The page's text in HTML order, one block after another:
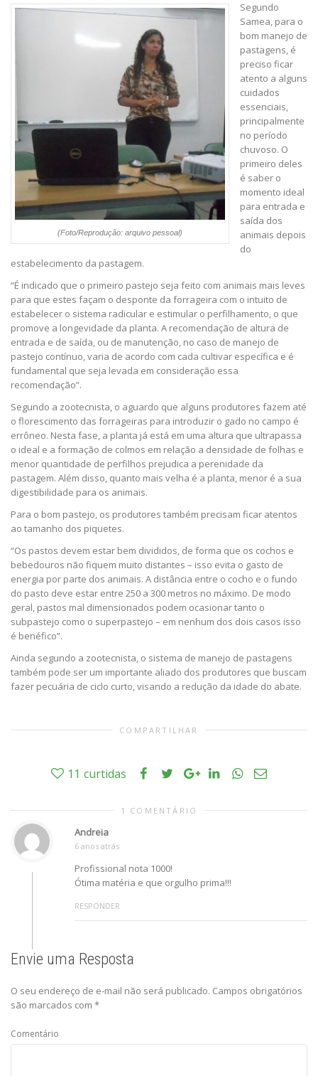
(Foto/Reprodução: arquivo pessoal)
Segundo
Samea, para o
bom manejo de
pastagens, é
preciso ficar
atento a alguns
cuidados
essenciais,
principalmente
no período
chuvoso. O
primeiro deles
é saber o
momento ideal
para entrada e
saída dos
animais depois
do
estabelecimento da pastagem.
“É indicado que o primeiro pastejo seja feito com animais mais leves
para que estes façam o desponte da forrageira com o intuito de
estabelecer o sistema radicular e estimular o perfilhamento, o que
promove a longevidade da planta. A recomendação de altura de
entrada e de saída, ou de manutenção, no caso de manejo de
pastejo contínuo, varia de acordo com cada cultivar específica e é
fundamental que seja levada em consideração essa
recomendação”.
Segundo a zootecnista, o aguardo que alguns produtores fazem até
o florescimento das forrageiras para introduzir o gado no campo é
errôneo. Nesta fase, a planta já está em uma altura que ultrapassa
o ideal e a formação de colmos em relação a densidade de folhas e
menor quantidade de perfilhos prejudica a perenidade da
pastagem. Além disso, quanto mais velha é a planta, menor é a sua
digestibilidade para os animais.
Para o bom pastejo, os produtores também precisam ficar atentos
ao tamanho dos piquetes.
“Os pastos devem estar bem divididos, de forma que os cochos e
bebedouros não fiquem muito distantes – isso evita o gasto de
energia por parte dos animais. A distância entre o cocho e o fundo
do pasto deve estar entre 250 a 300 metros no máximo. De modo
geral, pastos mal dimensionados podem ocasionar tanto o
subpastejo como o superpastejo – em nenhum dos dois casos isso
é benéfico”.
Ainda segundo a zootecnista, o sistema de manejo de pastagens
também pode ser um importante aliado dos produtores que buscam
fazer pecuária de ciclo curto, visando a redução da idade do abate.
COMPARTILHAR
11 curtidas
1 COMENTÁRIO
Andreia
6 anos atrás
Profissional nota 1000!
Ótima matéria e que orgulho prima!!!
RESPONDER
Envie uma Resposta
O seu endereço de e-mail não será publicado. Campos obrigatórios
são marcados com *
Comentário